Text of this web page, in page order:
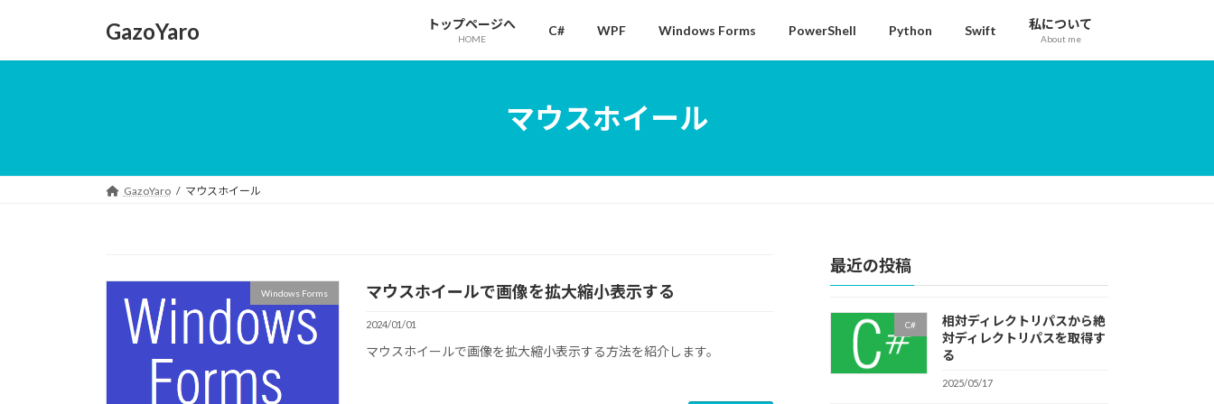
GazoYaro トップページへ
HOME
C# WPF Windows Forms PowerShell Python Swift 私について
About me
マウスホイール
GazoYaro マウスホイール
Windows Forms マウスホイールで画像を拡大縮小表示する
2024/01/01
マウスホイールで画像を拡大縮小表示する方法を紹介します。
最近の投稿
C#
相対ディレクトリパスから絶
対ディレクトリパスを取得す
る
2025/05/17